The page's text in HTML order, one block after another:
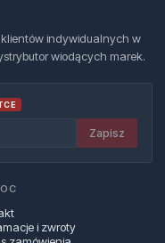
klientów indywidualnych w
wiodących marek.
Zapisz
i zwroty